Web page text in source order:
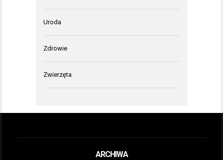
Uroda
Zdrowie
Zwierzęta
ARCHIWA